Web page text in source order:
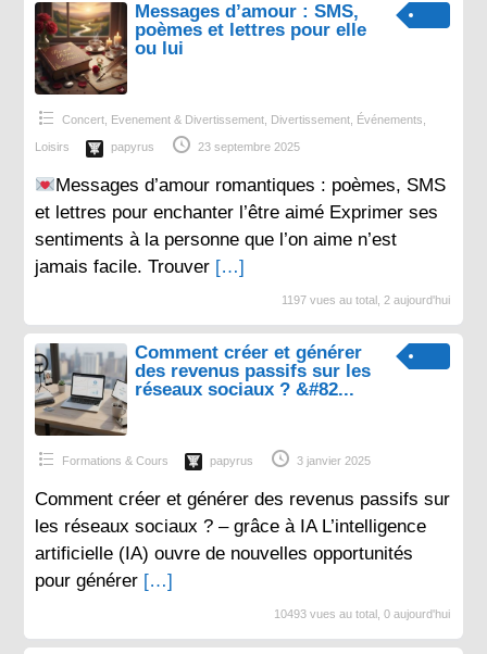
Messages d’amour : SMS,
poèmes et lettres pour elle
ou lui
Concert, Evenement & Divertissement, Divertissement, Événements,
Loisirs papyrus 23 septembre 2025
Messages d’amour romantiques : poèmes, SMS
et lettres pour enchanter l’être aimé Exprimer ses
sentiments à la personne que l’on aime n’est
jamais facile. Trouver […]
1197 vues au total, 2 aujourd'hui
Comment créer et générer
des revenus passifs sur les
réseaux sociaux ? &#82...
Formations & Cours papyrus 3 janvier 2025
Comment créer et générer des revenus passifs sur
les réseaux sociaux ? – grâce à IA L’intelligence
artificielle (IA) ouvre de nouvelles opportunités
pour générer […]
10493 vues au total, 0 aujourd'hui